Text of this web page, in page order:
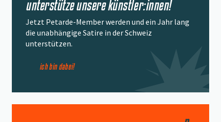
unterstütze unsere künstler:innen!
Jetzt Petarde-Member werden und ein Jahr lang
die unabhängige Satire in der Schweiz
unterstützen.
ich bin dabei!